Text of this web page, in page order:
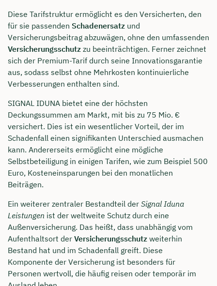
Diese Tarifstruktur ermöglicht es den Versicherten, den
für sie passenden Schadenersatz und
Versicherungsbeitrag abzuwägen, ohne den umfassenden
Versicherungsschutz zu beeinträchtigen. Ferner zeichnet
sich der Premium-Tarif durch seine Innovationsgarantie
aus, sodass selbst ohne Mehrkosten kontinuierliche
Verbesserungen enthalten sind.
SIGNAL IDUNA bietet eine der höchsten
Deckungssummen am Markt, mit bis zu 75 Mio. €
versichert. Dies ist ein wesentlicher Vorteil, der im
Schadenfall einen signifikanten Unterschied ausmachen
kann. Andererseits ermöglicht eine mögliche
Selbstbeteiligung in einigen Tarifen, wie zum Beispiel 500
Euro, Kosteneinsparungen bei den monatlichen
Beiträgen.
Ein weiterer zentraler Bestandteil der Signal Iduna
Leistungen ist der weltweite Schutz durch eine
Außenversicherung. Das heißt, dass unabhängig vom
Aufenthaltsort der Versicherungsschutz weiterhin
Bestand hat und im Schadenfall greift. Diese
Komponente der Versicherung ist besonders für
Personen wertvoll, die häufig reisen oder temporär im
Jetzt persönliches
Beratungsgespräch mit Jonas
Ubben sichern 🤝
Wir beraten dich Montag bis Freitag von 8 bis